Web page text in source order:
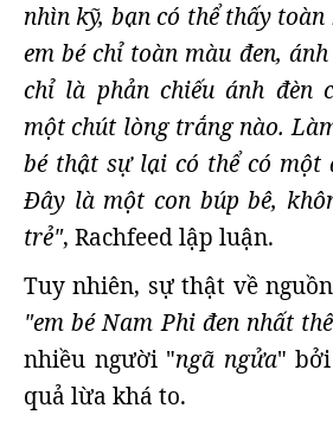
nhìn kỹ, bạn có thể thấy
em bé chỉ toàn màu đen,
chỉ là phản chiếu ánh đèn
một chút lòng trắng nào.
bé thật sự lại có thể có một
Đây là một con búp bê,
trẻ", Rachfeed lập luận.
Tuy nhiên, sự thật về
"em bé Nam Phi đen nhất
nhiều người "ngã ngửa"
quả lừa khá to.